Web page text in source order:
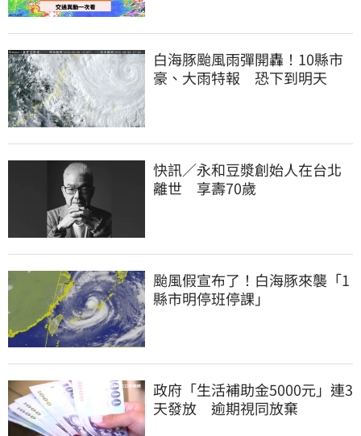
白海豚颱風雨彈開轟！10縣市
豪、大雨特報 恐下到明天
快訊／永和豆漿創始人在台北
離世 享壽70歲
颱風假宣布了！白海豚來襲「1
縣市明停班停課」
政府「生活補助金5000元」連3
天發放 逾期視同放棄